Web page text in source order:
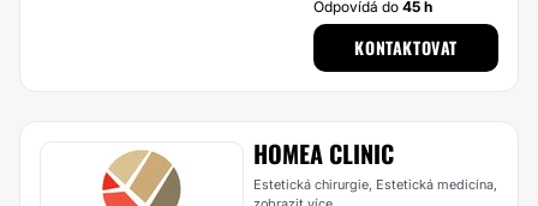
Odpovídá do45 h
KONTAKTOVAT
HOMEA CLINIC
Estetická chirurgie, Estetická medicína,